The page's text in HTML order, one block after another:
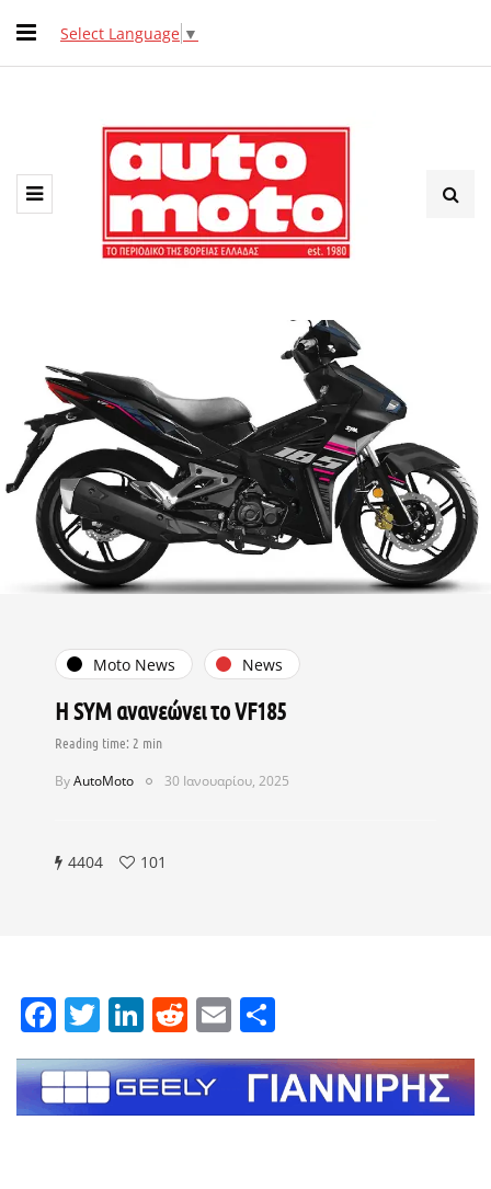
Select Language ▼
Moto News News
Η SYM ανανεώνει το VF185
ByAutoMoto 30 Ιανουαρίου, 2025
4404 101
Facebook
Twitter
LinkedIn
Reddit
Email